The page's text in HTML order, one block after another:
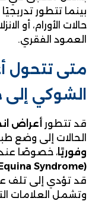
بينما تتطور
حالات الأورام، أو
العمود الفقري.
متى تتحول
الشوكي إلى
قد تتطور أعراض
الحالات إلى وضع
وفوريًا، خصوصًا عند
(Cauda Equina Syndrome)
قد تؤدي إلى تلف
وتشمل العلامات